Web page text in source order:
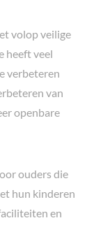
volop veilige
heeft veel
verbeteren
van
openbare
ouders die
hun kinderen
en